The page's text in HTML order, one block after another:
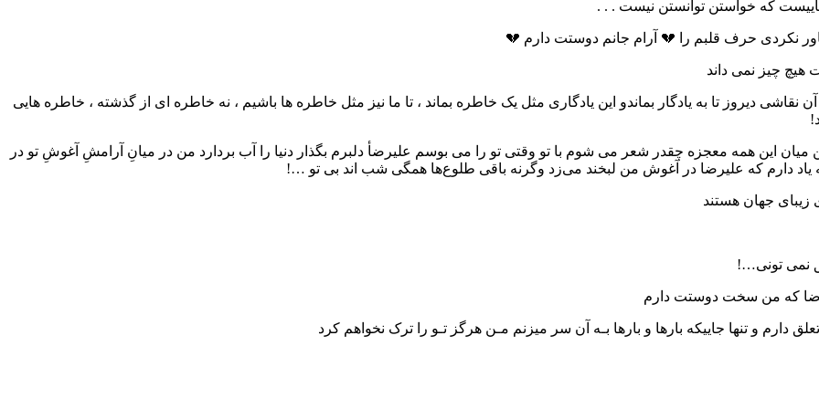
که خواستن توانستن نیست . . .
نکردی حرف قلبم را 💔 آرام جانم دوستت دارم 💔
چیز نمی‌ داند
دیروز تا به یادگار بماندو این یادگاری مثل یک خاطره بماند ، تا ما نیز مثل خاطره ها باشیم ، نه خاطره ای از گذشته ، خاطره هایی
این همه معجزه چقدر شعر می شوم با تو وقتی تو را می ‏بوسم علیرضأ دلبرم بگذار دنیا را آب بردارد من در میانِ آرامشِ آغوشِ تو در
دارم که علیرضا در آغوش من لبخند می‌زد وگرنه باقی طلوع‌ها همگی شب اند بی تو …!
جهان هستند
نمی تونی…!
که من سخت دوستت دارم
و تنها جاییکه بارها و بارها بـه آن سر میزنم مـن هرگز تـو را ترک نخواهم کرد